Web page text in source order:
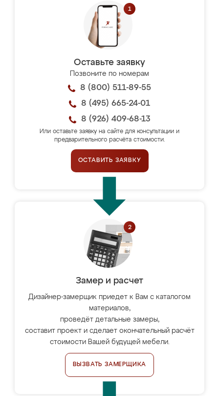
Оставьте заявку
Позвоните по номерам
8 (800) 511-89-55
8 (495) 665-24-01
8 (926) 409-68-13
Или оставьте заявку на сайте для консультации и
предварительного расчёта стоимости.
ОСТАВИТЬ ЗАЯВКУ
Замер и расчет
Дизайнер-замерщик приедет к Вам с каталогом
материалов,
проведёт детальные замеры,
составит проект и сделает окончательный расчёт
стоимости Вашей будущей мебели.
ВЫЗВАТЬ ЗАМЕРЩИКА